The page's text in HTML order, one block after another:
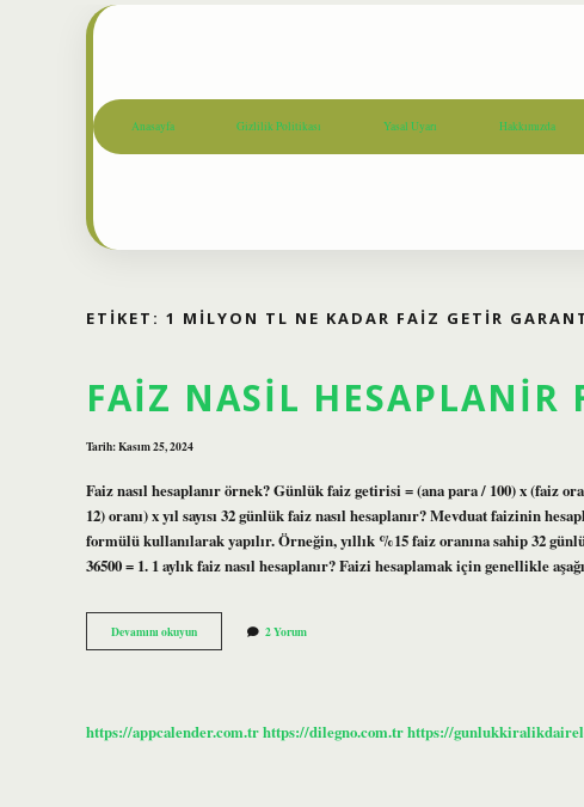
Anasayfa Gizlilik Politikası Yasal Uyarı Hakkımızda
ETIKET: 1 MILYON TL NE KADAR FAIZ GETIR
FAIZ NASIL HESAPLANIR
Tarih: Kasım 25, 2024
Faiz nasıl hesaplanır örnek? Günlük faiz getirisi = (ana para / 100) x (faiz
12) oranı) x yıl sayısı 32 günlük faiz nasıl hesaplanır? Mevduat faizinin
formülü kullanılarak yapılır. Örneğin, yıllık %15 faiz oranına sahip 32
36500 = 1. 1 aylık faiz nasıl hesaplanır? Faizi hesaplamak için genellikle
Devamını okuyunFaiz
Nasil
2 Yorum
https://appcalender.com.trhttps://dilegno.com.trhttps://